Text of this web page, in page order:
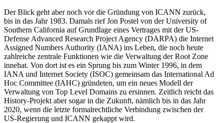
Der Blick geht aber noch vor die Gründung von ICANN zurück,
bis in das Jahr 1983. Damals rief Jon Postel von der University of
Southern California auf Grundlage eines Vertrages mit der US-
Defense Advanced Research Project Agency (DARPA) die Internet
Assigned Numbers Authority (IANA) ins Leben, die noch heute
zahlreiche zentrale Funktionen wie die Verwaltung der Root Zone
innehat. Von dort ist es ein Sprung bis zum Winter 1996, in dem
IANA und Internet Society (ISOC) gemeinsam das International Ad
Hoc Committee (IAHC) gründeten, um ein neues Modell der
Verwaltung von Top Level Domains zu ersinnen. Zeitlich reicht das
History-Projekt aber sogar in die Zukunft, nämlich bis in das Jahr
2020, wenn die letzte formalrechtliche Verbindung zwischen der
US-Regierung und ICANN gekappt wird.